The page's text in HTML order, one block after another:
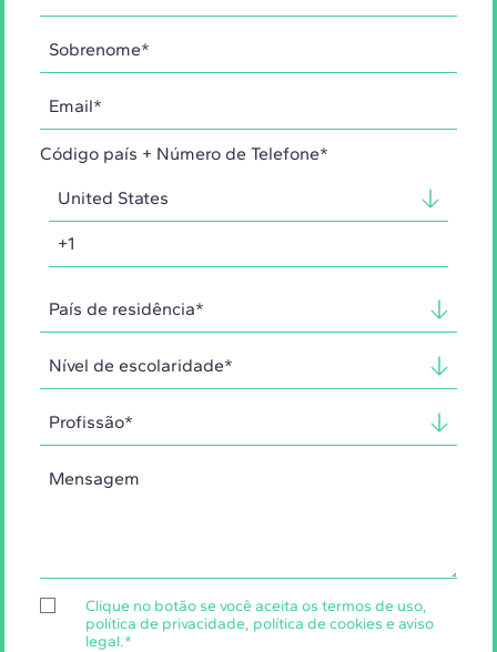
Código país + Número de Telefone*
Clique no botão se você aceita os termos de uso,
política de privacidade, política de cookies e aviso
legal.*